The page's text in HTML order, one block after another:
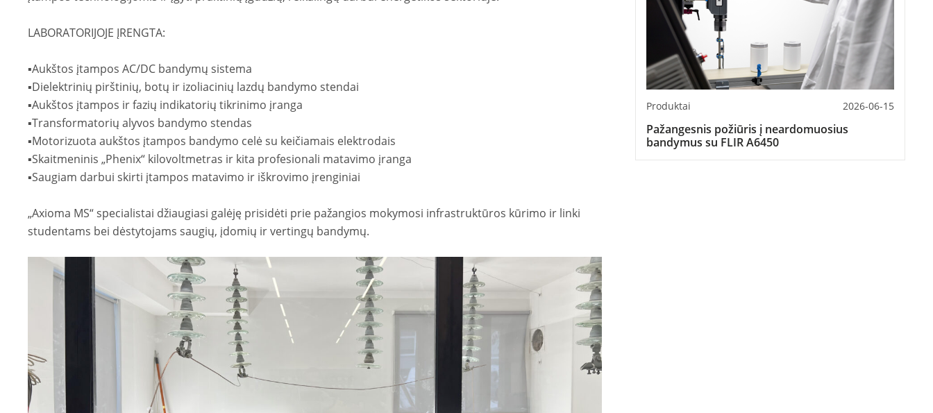
LABORATORIJOJE ĮRENGTA:
▪️Aukštos įtampos AC/DC bandymų sistema
▪️Dielektrinių pirštinių, botų ir izoliacinių lazdų bandymo stendai
▪️Aukštos įtampos ir fazių indikatorių tikrinimo įranga
▪️Transformatorių alyvos bandymo stendas
▪️Motorizuota aukštos įtampos bandymo celė su keičiamais elektrodais
▪️Skaitmeninis „Phenix“ kilovoltmetras ir kita profesionali matavimo įranga
▪️Saugiam darbui skirti įtampos matavimo ir iškrovimo įrenginiai
„Axioma MS“ specialistai džiaugiasi galėję prisidėti prie pažangios mokymosi infrastruktūros kūrimo ir linki
studentams bei dėstytojams saugių, įdomių ir vertingų bandymų.
Produktai 2026-06-15
Pažangesnis požiūris į neardomuosius
bandymus su FLIR A6450